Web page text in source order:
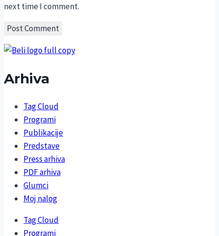
next time I comment.
Arhiva
Tag Cloud
Programi
Publikacije
Predstave
Press arhiva
PDF arhiva
Glumci
Moj nalog
Tag Cloud
Programi